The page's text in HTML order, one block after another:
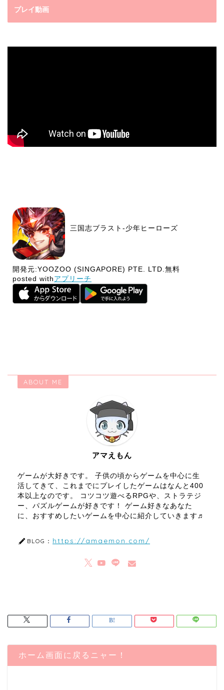
プレイ動画
三国志ブラスト-少年ヒーローズ
開発元:YOOZOO (SINGAPORE) PTE. LTD.無料
posted withアプリーチ
ABOUT ME
アマえもん
ゲームが大好きです。 子供の頃からゲームを中心に生
活してきて、これまでにプレイしたゲームはなんと400
本以上なのです。 コツコツ遊べるRPGや、ストラテジ
ー、パズルゲームが好きです！ ゲーム好きなあなた
に、おすすめしたいゲームを中心に紹介していきます♬
BLOG： https://amaemon.com/
ホーム画面に戻るニャー！